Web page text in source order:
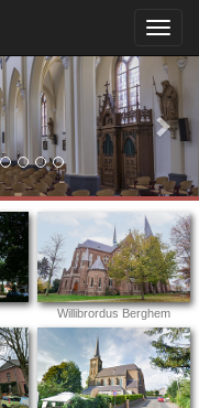
Willibrordus Berghem